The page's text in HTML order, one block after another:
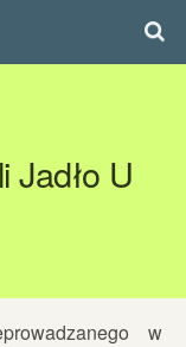
Jadło U
w